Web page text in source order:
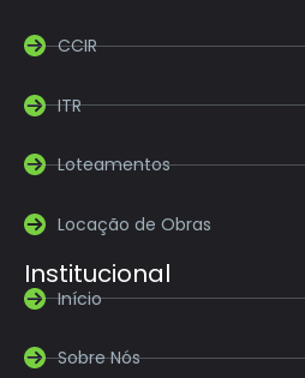
CCIR
ITR
Loteamentos
Locação de Obras
Institucional
Início
Sobre Nós